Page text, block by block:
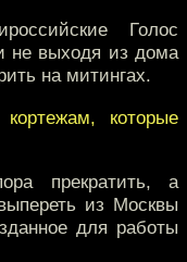
Голос
выходя из дома
на митингах.
которые
прекратить, а
из Москвы
для работы